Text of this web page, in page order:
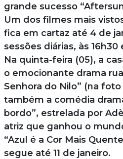
grande sucesso
Um dos filmes mais
fica em cartaz até 4 de
sessões diárias, às 16h30
Na quinta-feira (05), a
o emocionante drama
Senhora do Nilo” (na
também a comédia
bordo”, estrelada por
atriz que ganhou o
“Azul é a Cor Mais
segue até 11 de janeiro.